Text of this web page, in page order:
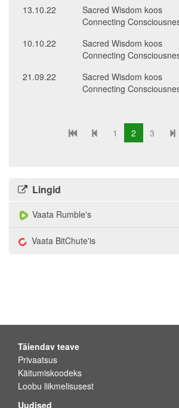
13.10.22
Sacred Wisdom koos
Connecting
10.10.22
Sacred Wisdom koos
Connecting
21.09.22
Sacred Wisdom koos
Connecting
1 2 3
Lingid
Vaata Rumble's
Vaata BitChute'is
Täiendav teave
Privaatsus
Käitumiskoodeks
Loobu liikmelisusest
Uudised